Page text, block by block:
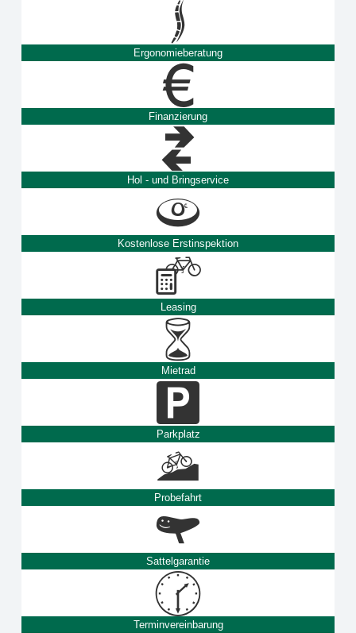
Ergonomieberatung
Finanzierung
Hol - und Bringservice
Kostenlose Erstinspektion
Leasing
Mietrad
Parkplatz
Probefahrt
Sattelgarantie
Terminvereinbarung